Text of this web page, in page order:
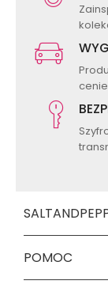
POMOC